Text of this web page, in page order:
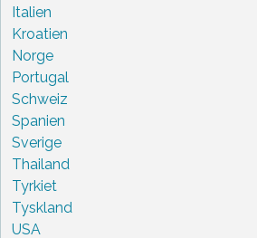
Italien
Kroatien
Norge
Portugal
Schweiz
Spanien
Sverige
Thailand
Tyrkiet
Tyskland
USA